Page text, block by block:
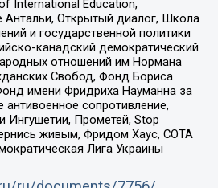
International Education,
Антальи, Открытый диалог, Школа
и государственной политики
канадский демократический
отношений им Нормана
Свобод, Фонд Бориса
имени Фридриха Науманна за
сопротивление,
Ингушетии, Прометей, Stop
живым, Фридом Хаус, СОТА
Лига Украины